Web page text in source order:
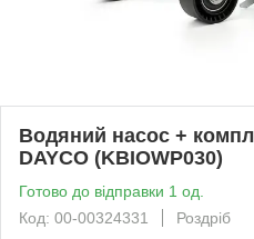
Водяний насос +
DAYCO (KBIOWP030)
Готово до відправки 1 од.
Код: 00-00324331
Роздріб